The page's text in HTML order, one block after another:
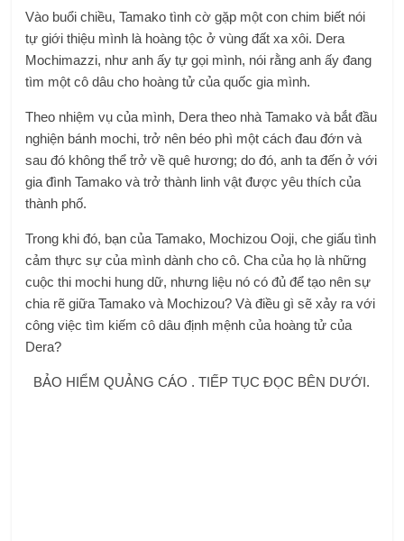
Vào buổi chiều, Tamako tình cờ gặp một con chim biết nói
tự giới thiệu mình là hoàng tộc ở vùng đất xa xôi. Dera
Mochimazzi, như anh ấy tự gọi mình, nói rằng anh ấy đang
tìm một cô dâu cho hoàng tử của quốc gia mình.
Theo nhiệm vụ của mình, Dera theo nhà Tamako và bắt đầu
nghiện bánh mochi, trở nên béo phì một cách đau đớn và
sau đó không thể trở về quê hương; do đó, anh ta đến ở với
gia đình Tamako và trở thành linh vật được yêu thích của
thành phố.
Trong khi đó, bạn của Tamako, Mochizou Ooji, che giấu tình
cảm thực sự của mình dành cho cô. Cha của họ là những
cuộc thi mochi hung dữ, nhưng liệu nó có đủ để tạo nên sự
chia rẽ giữa Tamako và Mochizou? Và điều gì sẽ xảy ra với
công việc tìm kiếm cô dâu định mệnh của hoàng tử của
Dera?
BẢO HIỂM QUẢNG CÁO . TIẾP TỤC ĐỌC BÊN DƯỚI.